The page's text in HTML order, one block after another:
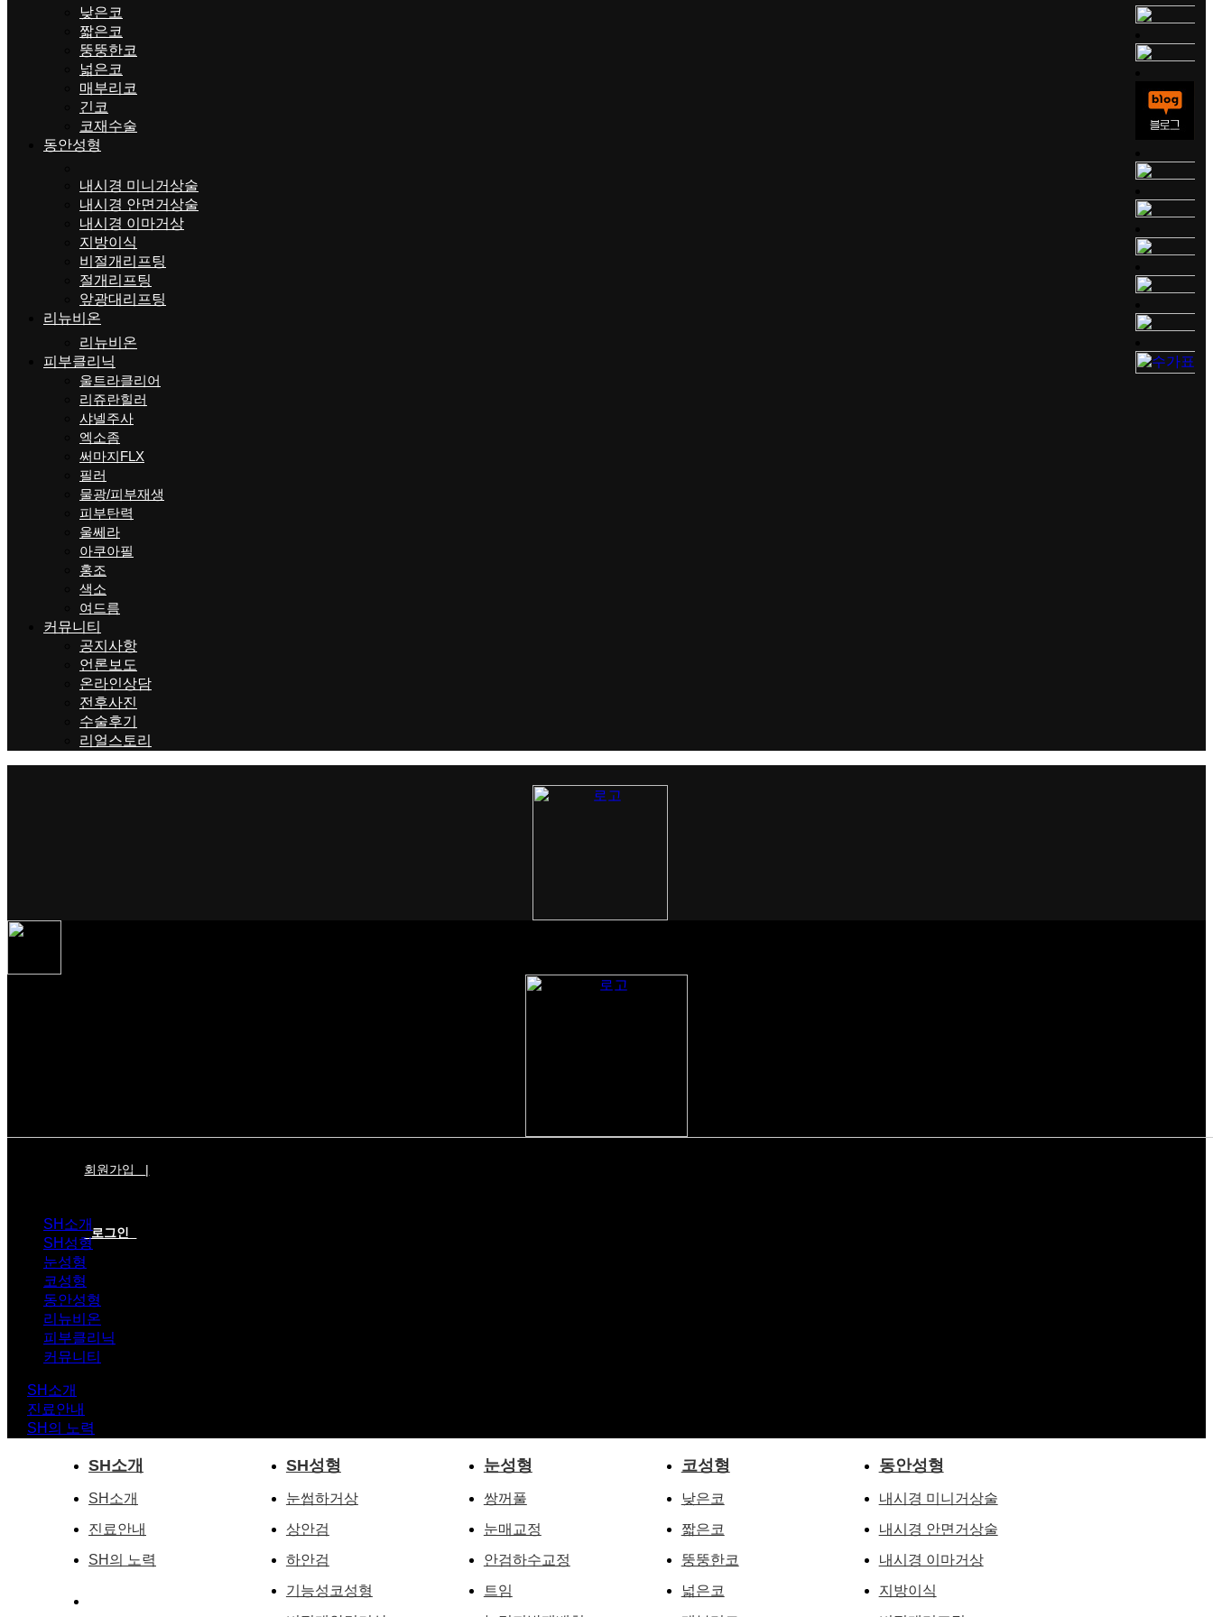
낮은코
짧은코
뚱뚱한코
넓은코
매부리코
긴코
코재수술
동안성형
내시경 미니거상술
내시경 안면거상술
내시경 이마거상
지방이식
비절개리프팅
절개리프팅
앞광대리프팅
리뉴비온
리뉴비온
피부클리닉
울트라클리어
리쥬란힐러
샤넬주사
엑소좀
써마지FLX
필러
물광/피부재생
피부탄력
울쎄라
아쿠아필
홍조
색소
여드름
커뮤니티
공지사항
언론보도
온라인상담
전후사진
수술후기
리얼스토리
회원가입 |
로그인
SH소개
SH성형
눈성형
코성형
동안성형
리뉴비온
피부클리닉
커뮤니티
SH소개
진료안내
SH의 노력
SH소개
SH소개
진료안내
SH의 노력
SH성형
눈썹하거상
상안검
하안검
기능성코성형
눈성형
쌍꺼풀
눈매교정
안검하수교정
트임
코성형
낮은코
짧은코
뚱뚱한코
넓은코
동안성형
내시경 미니거상술
내시경 안면거상술
내시경 이마거상
지방이식